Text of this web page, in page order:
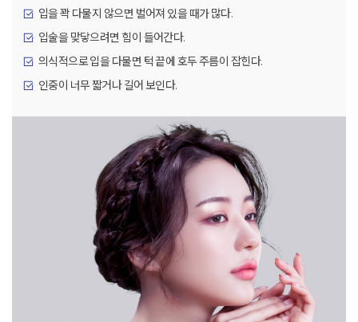
입을 꽉 다물지 않으면 벌어져 있을 때가 많다.
입술을 맞닿으려면 힘이 들어간다.
의식적으로 입을 다물면 턱 끝에 호두 주름이 잡힌다.
인중이 너무 짧거나 길어 보인다.